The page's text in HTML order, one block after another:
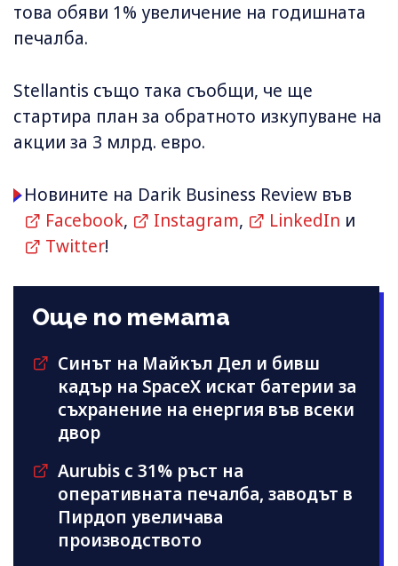
това обяви 1% увеличение на годишната
печалба.
Stellantis също така съобщи, че ще
стартира план за обратното изкупуване на
акции за 3 млрд. евро.
Новините на Darik Business Review във
Facebook, Instagram, LinkedIn и
Twitter!
Още по темата
Синът на Майкъл Дeл и бивш
кадър на SpaceX искат батерии за
съхранение на енергия във всеки
двор
Aurubis с 31% ръст на
оперативната печалба, заводът в
Пирдоп увеличава
производството